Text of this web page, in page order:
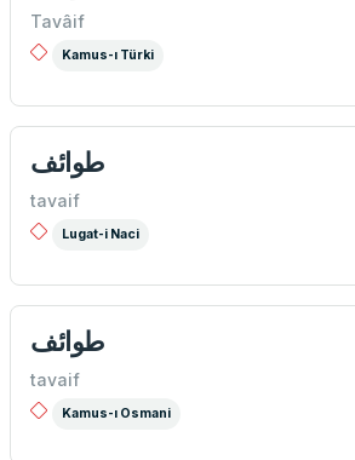
Tavâif
Kamus-ı Türki
طوائف
tavaif
Lugat-i Naci
طوائف
tavaif
Kamus-ı Osmani